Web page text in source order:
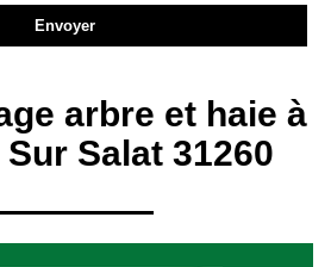
arbre et haie à
Salat 31260